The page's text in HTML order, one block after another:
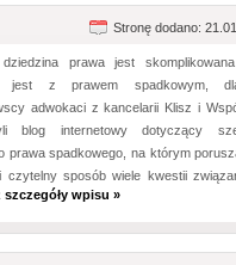
Stronę dodano:
prawa jest
jest z prawem spadkowym,
adwokaci z kancelarii Klisz i
blog internetowy dotyczący
prawa spadkowego, na którym
czytelny sposób wiele kwestii
szczegóły wpisu »